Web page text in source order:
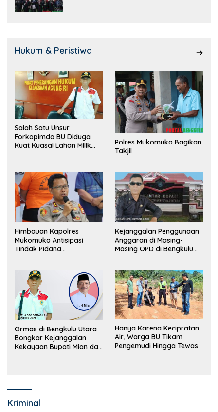
Hukum & Peristiwa
Salah Satu Unsur
Forkopimda BU Diduga
Kuat Kuasai Lahan Milik
Polres Mukomuko Bagikan
Takjil
Himbauan Kapolres
Mukomuko Antisipasi
Tindak Pidana
Kejanggalan Penggunaan
Anggaran di Masing-
Masing OPD di Bengkulu
Ormas di Bengkulu Utara
Bongkar Kejanggalan
Kekayaan Bupati Mian dan
Hanya Karena Kecipratan
Air, Warga BU Tikam
Pengemudi Hingga Tewas
Kriminal